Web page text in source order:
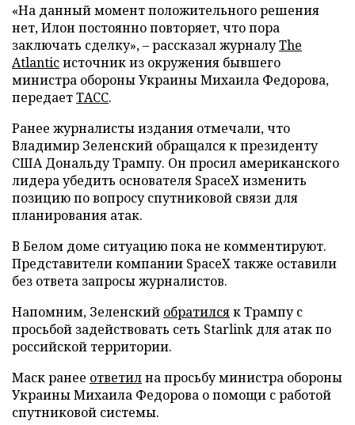
«На данный момент положительного решения
нет, Илон постоянно повторяет, что пора
заключать сделку», – рассказал журналуThe
Atlanticисточник из окружения бывшего
министра обороны Украины Михаила Федорова,
передаетТАСС.
Ранее журналисты издания отмечали, что
Владимир Зеленский обращался к президенту
США Дональду Трампу. Он просил американского
лидера убедить основателя SpaceX изменить
позицию по вопросу спутниковой связи для
планирования атак.
В Белом доме ситуацию пока не комментируют.
Представители компании SpaceX также оставили
без ответа запросы журналистов.
Напомним, Зеленский обратилсяк Трампу с
просьбой задействовать сеть Starlink для атак по
российской территории.
Маск ранее ответилна просьбу министра обороны
Украины Михаила Федорова о помощи с работой
спутниковой системы.